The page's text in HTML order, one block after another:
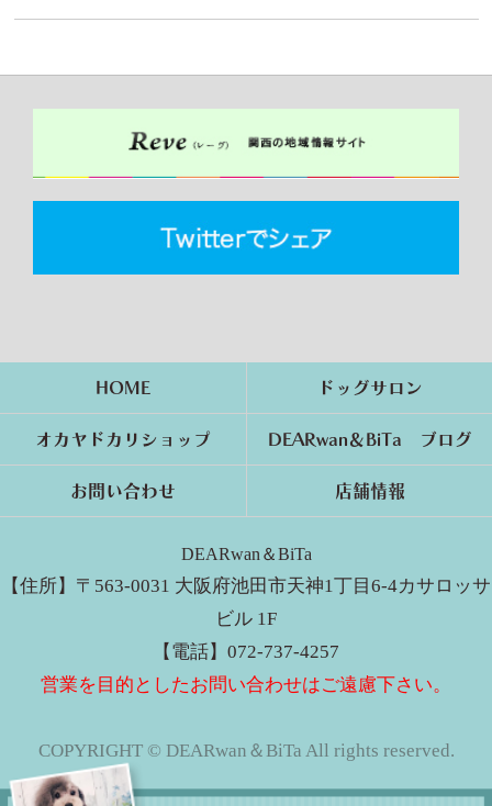
HOME ドッグサロン
オカヤドカリショップ DEARwan＆BiTa ブログ
お問い合わせ 店舗情報
DEARwan＆BiTa
【住所】〒563-0031 大阪府池田市天神1丁目6-4カサロッサ
ビル 1F
【電話】072-737-4257
営業を目的としたお問い合わせはご遠慮下さい。
COPYRIGHT © DEARwan＆BiTa All rights reserved.